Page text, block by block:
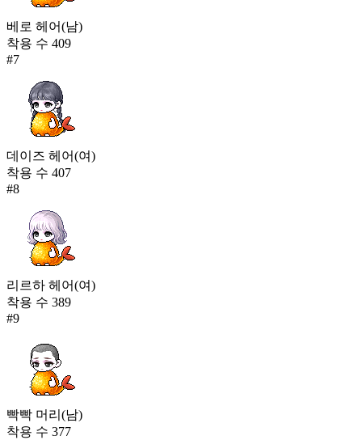
베로 헤어(남)
착용 수 409
#7
데이즈 헤어(여)
착용 수 407
#8
리르하 헤어(여)
착용 수 389
#9
빡빡 머리(남)
착용 수 377